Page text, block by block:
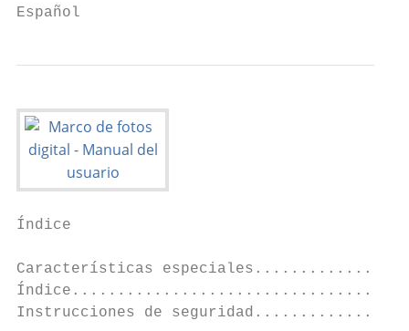
Español
Índice
Características
Instrucciones de